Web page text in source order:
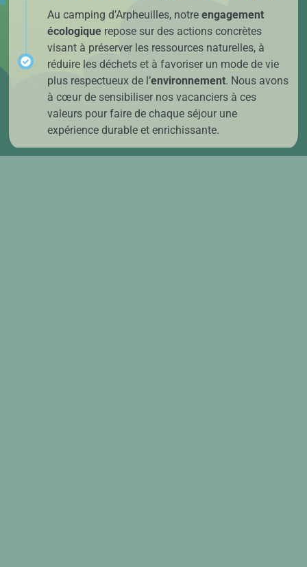
Aucamping d’Arpheuilles, notreengagement
écologique repose sur des actions concrètes
visant à préserver les ressources naturelles, à
réduire les déchets et à favoriser un mode de vie
plus respectueux de l’environnement. Nous avons
à cœur de sensibiliser nos vacanciers à ces
valeurs pour faire de chaque séjour une
expérience durable et enrichissante.